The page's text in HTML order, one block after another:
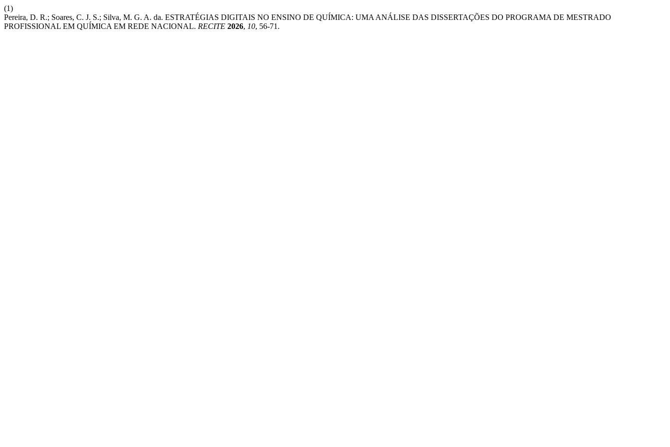
(1)
Pereira, D. R.; Soares, C. J. S.; Silva, M. G. A. da. ESTRATÉGIAS DIGITAIS NO ENSINO DE QUÍMICA: UMA ANÁLISE DAS DISSERTAÇÕES DO PROGRAMA DE MESTRADO
PROFISSIONAL EM QUÍMICA EM REDE NACIONAL. RECITE 2026, 10, 56-71.